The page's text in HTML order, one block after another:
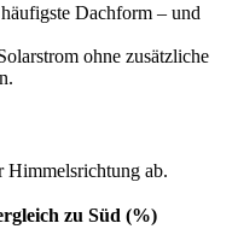
Dachform – und
ohne zusätzliche
Himmelsrichtung ab.
zu Süd (%)